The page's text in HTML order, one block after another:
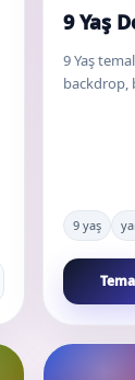
9 Yaş
9 Yaş
backdrop,
9 yaş